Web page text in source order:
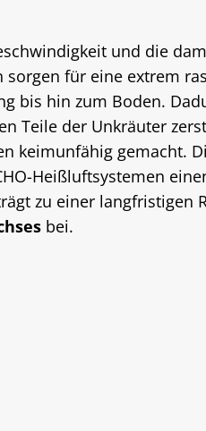
und die
sorgen für eine extrem
bis hin zum Boden.
Teile der Unkräuter
keimunfähig gemacht.
Heißluftsystemen
zu einer langfristigen
bei.